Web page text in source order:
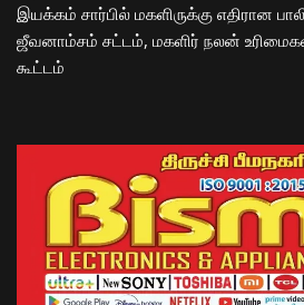
இயக்கம் சார்பில் மகளிருக்கு எதிரான
ஜீவனாம்சம் சட்டம், மகளிர் நலன்
கூட்டம்